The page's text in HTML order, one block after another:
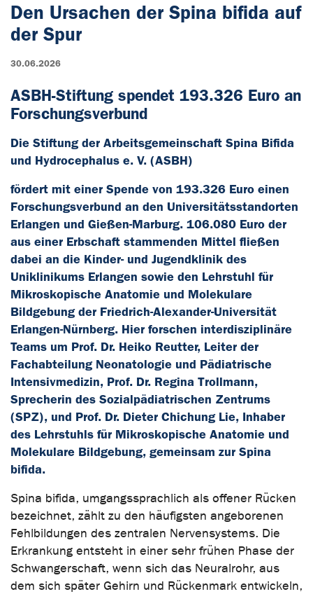
Den Ursachen der Spina bifida auf
der Spur
30.06.2026
ASBH-Stiftung spendet 193.326 Euro an
Forschungsverbund
Die Stiftung der Arbeitsgemeinschaft Spina Bifida
und Hydrocephalus e. V. (ASBH)
fördert mit einer Spende von 193.326 Euro einen
Forschungsverbund an den Universitätsstandorten
Erlangen und Gießen-Marburg. 106.080 Euro der
aus einer Erbschaft stammenden Mittel fließen
dabei an die Kinder- und Jugendklinik des
Uniklinikums Erlangen sowie den Lehrstuhl für
Mikroskopische Anatomie und Molekulare
Bildgebung der Friedrich-Alexander-Universität
Erlangen-Nürnberg. Hier forschen interdisziplinäre
Teams um Prof. Dr. Heiko Reutter, Leiter der
Fachabteilung Neonatologie und Pädiatrische
Intensivmedizin, Prof. Dr. Regina Trollmann,
Sprecherin des Sozialpädiatrischen Zentrums
(SPZ), und Prof. Dr. Dieter Chichung Lie, Inhaber
des Lehrstuhls für Mikroskopische Anatomie und
Molekulare Bildgebung, gemeinsam zur Spina
bifida.
Spina bifida, umgangssprachlich als offener Rücken
bezeichnet, zählt zu den häufigsten angeborenen
Fehlbildungen des zentralen Nervensystems. Die
Erkrankung entsteht in einer sehr frühen Phase der
Schwangerschaft, wenn sich das Neuralrohr, aus
dem sich später Gehirn und Rückenmark entwickeln,